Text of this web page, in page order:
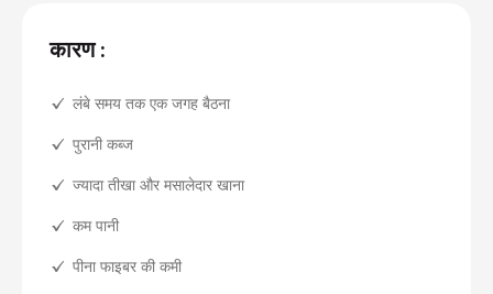
कारण :
लंबे समय तक एक जगह बैठना
पुरानी कब्ज
ज्यादा तीखा और मसालेदार खाना
कम पानी
पीना फाइबर की कमी